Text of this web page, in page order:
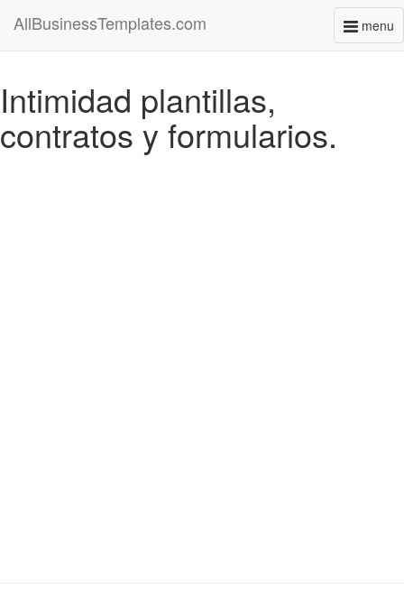
menu
AllBusinessTemplates.com
Intimidad plantillas,
contratos y formularios.